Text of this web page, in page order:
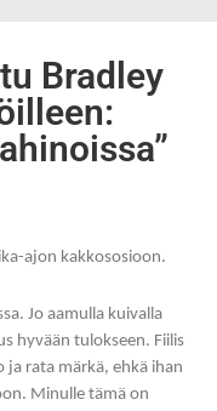
Bradley
ajon kakkososioon.
Jo aamulla kuivalla
hyvään tulokseen. Fiilis
ja rata märkä, ehkä ihan
Minulle tämä on